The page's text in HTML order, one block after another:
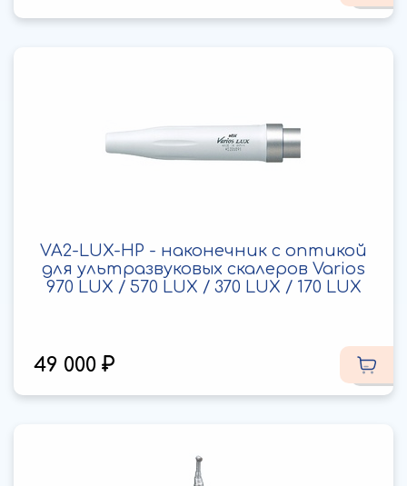
VA2-LUX-HP - наконечник с оптикой
для ультразвуковых скалеров Varios
970 LUX / 570 LUX / 370 LUX / 170 LUX
49 000